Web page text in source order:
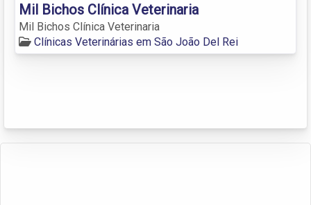
Mil Bichos Clínica Veterinaria
Mil Bichos Clínica Veterinaria
Clínicas Veterinárias em São João Del Rei